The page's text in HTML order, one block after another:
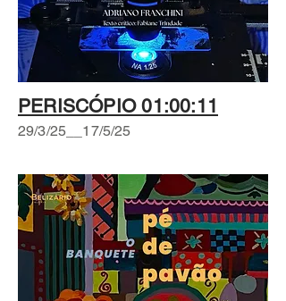
PERISCÓPIO 01:00:11
29/3/25__17/5/25